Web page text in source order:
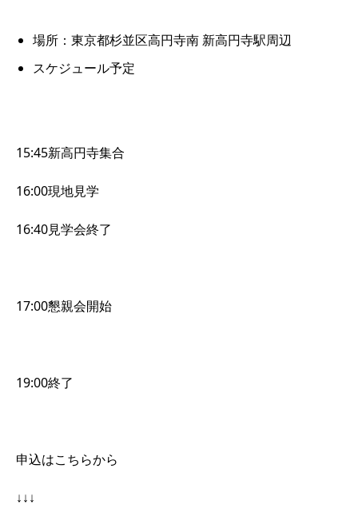
場所：東京都杉並区高円寺南 新高円寺駅周辺
スケジュール予定
15:45新高円寺集合
16:00現地見学
16:40見学会終了
17:00懇親会開始
19:00終了
申込はこちらから
↓↓↓